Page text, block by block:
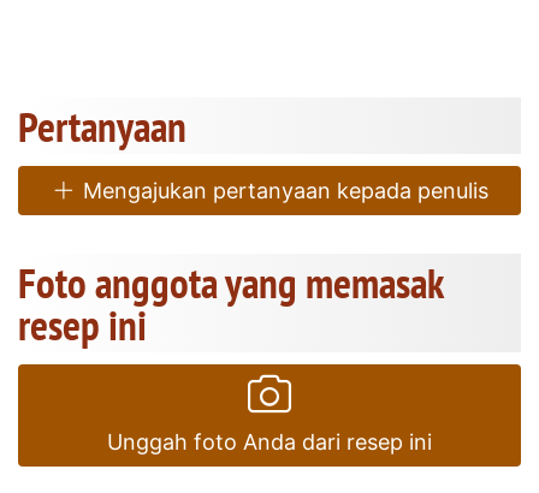
Pertanyaan
Mengajukan pertanyaan kepada penulis
Foto anggota yang memasak
resep ini
Unggah foto Anda dari resep ini